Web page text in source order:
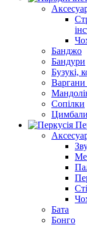
Банджо
Бандури
Бузукі,
Сопілки
Цимбали
Бата
Бонго